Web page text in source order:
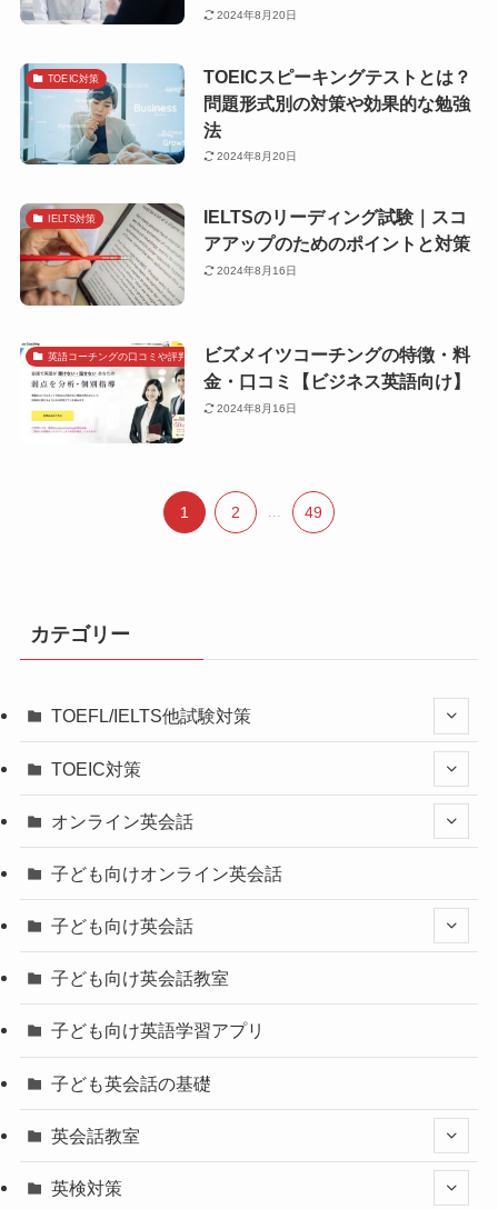
2024年8月20日
TOEIC対策
TOEICスピーキングテストとは？
問題形式別の対策や効果的な勉強
法
2024年8月20日
IELTS対策
IELTSのリーディング試験｜スコ
アアップのためのポイントと対策
2024年8月16日
英語コーチングの口コミや評判で探すビズメイツコーチングの特徴・料
金・口コミ【ビジネス英語向け】
2024年8月16日
1 2 49
カテゴリー
TOEFL/IELTS他試験対策
TOEIC対策
オンライン英会話
子ども向けオンライン英会話
子ども向け英会話
子ども向け英会話教室
子ども向け英語学習アプリ
子ども英会話の基礎
英会話教室
英検対策